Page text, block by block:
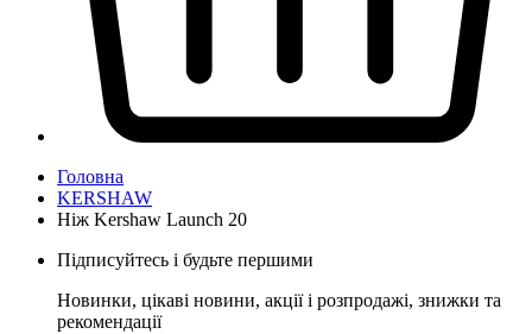
Головна
KERSHAW
Ніж Kershaw Launch 20
Підписуйтесь і будьте першими
Новинки, цікаві новини, акції і розпродажі, знижки та
рекомендації